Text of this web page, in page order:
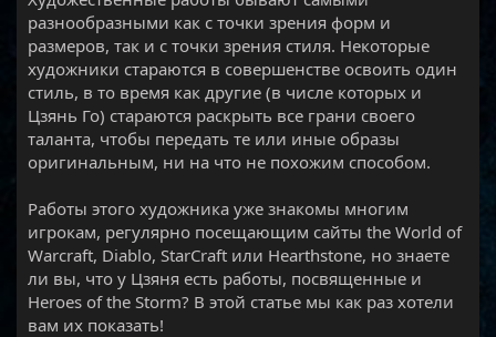
разнообразными как с точки зрения форм и
размеров, так и с точки зрения стиля. Некоторые
художники стараются в совершенстве освоить один
стиль, в то время как другие (в числе которых и
Цзянь Го) стараются раскрыть все грани своего
таланта, чтобы передать те или иные образы
оригинальным, ни на что не похожим способом.
Работы этого художника уже знакомы многим
игрокам, регулярно посещающим сайты the World of
Warcraft, Diablo, StarCraft или Hearthstone, но знаете
ли вы, что у Цзяня есть работы, посвященные и
Heroes of the Storm? В этой статье мы как раз хотели
вам их показать!